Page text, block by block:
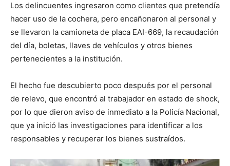
Los delincuentes ingresaron como clientes que pretendía
hacer uso de la cochera, pero encañonaron al personal y
se llevaron la camioneta de placa EAI-669, la recaudación
del día, boletas, llaves de vehículos y otros bienes
pertenecientes a la institución.
El hecho fue descubierto poco después por el personal
de relevo, que encontró al trabajador en estado de shock,
por lo que dieron aviso de inmediato a la Policía Nacional,
que ya inició las investigaciones para identificar a los
responsables y recuperar los bienes sustraídos.